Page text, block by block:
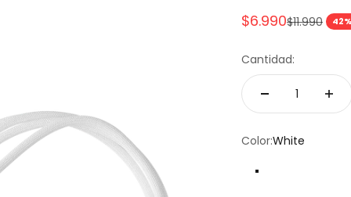
Precio de
$6.990Precio
$11.990
Cantidad:
Color:White